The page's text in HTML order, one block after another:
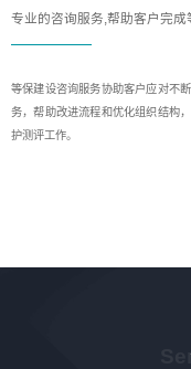
专业的咨询服务,帮助客户完成
等保建设咨询服务协助客户应对不
务，帮助改进流程和优化组织结构
护测评工作。